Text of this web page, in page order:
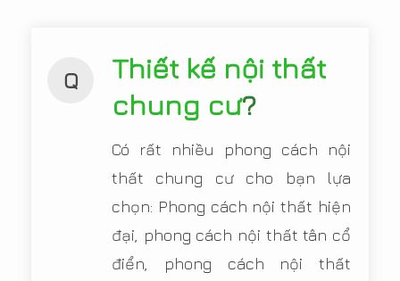
Q
Thiết kế nội thất
chung cư?
Có rất nhiều phong cách nội
thất chung cư cho bạn lựa
chọn: Phong cách nội thất hiện
đại, phong cách nội thất tân cổ
điển, phong cách nội thất